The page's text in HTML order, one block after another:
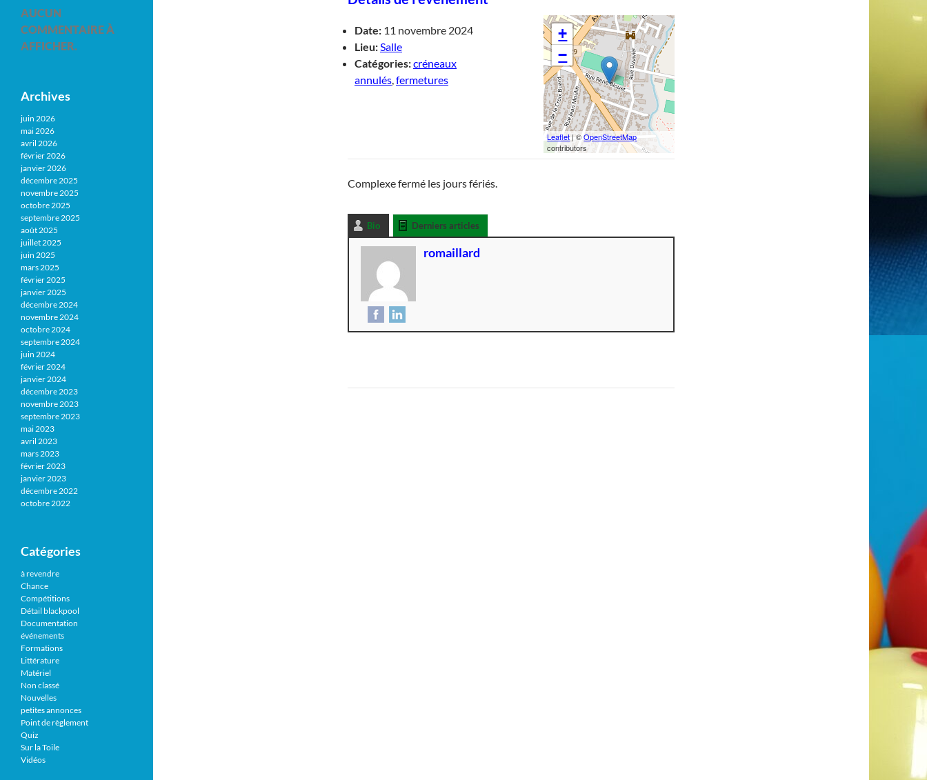
Date: 11 novembre 2024
Lieu:Salle
Catégories:créneaux
annulés,fermetures
+
−
Leaflet| ©OpenStreetMap
contributors
Complexe fermé les jours fériés.
Bio Derniers articles
romaillard
AUCUN
COMMENTAIRE À
AFFICHER.
Archives
juin 2026
mai 2026
avril 2026
février 2026
janvier 2026
décembre 2025
novembre 2025
octobre 2025
septembre 2025
août 2025
juillet 2025
juin 2025
mars 2025
février 2025
janvier 2025
décembre 2024
novembre 2024
octobre 2024
septembre 2024
juin 2024
février 2024
janvier 2024
décembre 2023
novembre 2023
septembre 2023
mai 2023
avril 2023
mars 2023
février 2023
janvier 2023
décembre 2022
octobre 2022
Catégories
à revendre
Chance
Compétitions
Détail blackpool
Documentation
événements
Formations
Littérature
Matériel
Non classé
Nouvelles
petites annonces
Point de règlement
Quiz
Sur la Toile
Vidéos